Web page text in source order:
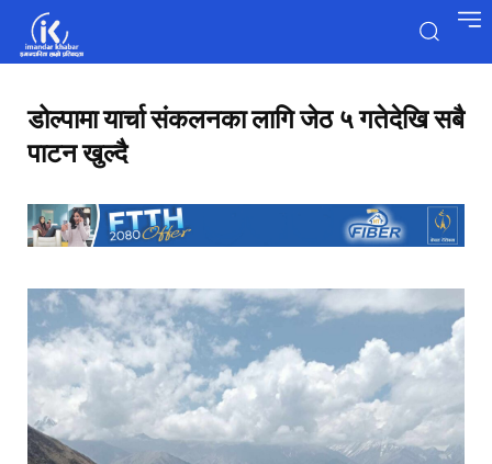
डोल्पामा यार्चा संकलनका लागि जेठ ५ गतेदेखि सबै
पाटन खुल्दै